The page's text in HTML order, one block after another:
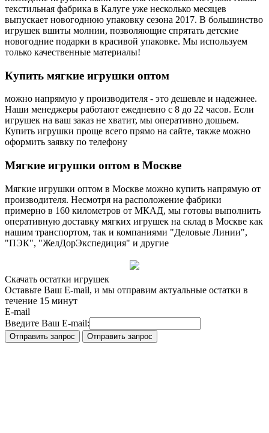
текстильная фабрика в Калуге уже несколько месяцев
выпускает новогоднюю упаковку сезона 2017. В большинство
игрушек вшиты молнии, позволяющие спрятать детские
новогодние подарки в красивой упаковке. Мы используем
только качественные материалы!
Купить мягкие игрушки оптом
можно напрямую у производителя - это дешевле и надежнее.
Наши менеджеры работают ежедневно с 8 до 22 часов. Если
игрушек на ваш заказ не хватит, мы оперативно дошьем.
Купить игрушки проще всего прямо на сайте, также можно
оформить заявку по телефону
Мягкие игрушки оптом в Москве
Мягкие игрушки оптом в Москве можно купить напрямую от
производителя. Несмотря на расположение фабрики
примерно в 160 километров от МКАД, мы готовы выполнить
оперативную доставку мягких игрушек на склад в Москве как
нашим транспортом, так и компаниями "Деловые Линии",
"ПЭК", "ЖелДорЭкспедиция" и другие
Скачать остатки игрушек
Оставьте Ваш E-mail, и мы отправим актуальные остатки в
течение 15 минут
E-mail
Введите Ваш E-mail: